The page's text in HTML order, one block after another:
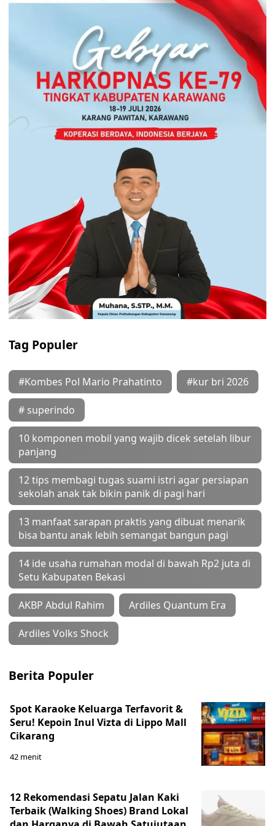
Tag Populer
#Kombes Pol Mario Prahatinto #kur bri 2026
# superindo
10 komponen mobil yang wajib dicek setelah libur
panjang
12 tips membagi tugas suami istri agar persiapan
sekolah anak tak bikin panik di pagi hari
13 manfaat sarapan praktis yang dibuat menarik
bisa bantu anak lebih semangat bangun pagi
14 ide usaha rumahan modal di bawah Rp2 juta di
Setu Kabupaten Bekasi
AKBP Abdul Rahim Ardiles Quantum Era
Ardiles Volks Shock
Berita Populer
Spot Karaoke Keluarga Terfavorit &
Seru! Kepoin Inul Vizta di Lippo Mall
Cikarang
42 menit
12 Rekomendasi Sepatu Jalan Kaki
Terbaik (Walking Shoes) Brand Lokal